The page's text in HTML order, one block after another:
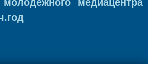
медиацентра